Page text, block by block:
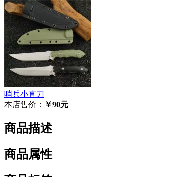
哨兵小直刀
本店售价： ￥90元
商品描述
商品属性